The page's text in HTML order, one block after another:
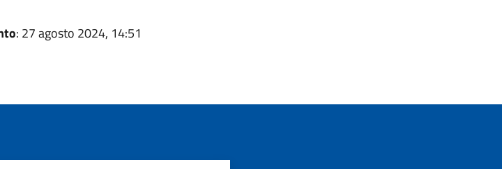
: 27 agosto 2024, 14:51